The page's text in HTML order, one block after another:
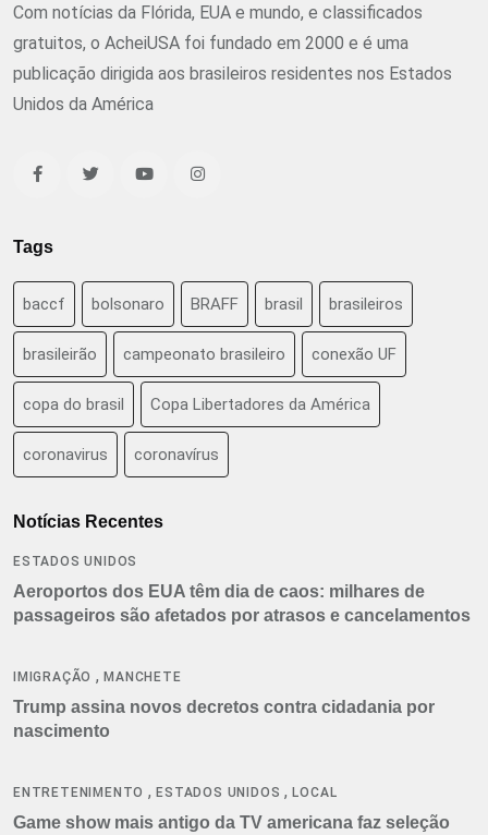
Com notícias da Flórida, EUA e mundo, e classificados
gratuitos, o AcheiUSA foi fundado em 2000 e é uma
publicação dirigida aos brasileiros residentes nos Estados
Unidos da América
Tags
baccf bolsonaro BRAFF brasil brasileiros
brasileirão campeonato brasileiro conexão UF
copa do brasil Copa Libertadores da América
coronavirus coronavírus
Notícias Recentes
ESTADOS UNIDOS
Aeroportos dos EUA têm dia de caos: milhares de
passageiros são afetados por atrasos e cancelamentos
IMIGRAÇÃO ,MANCHETE
Trump assina novos decretos contra cidadania por
nascimento
ENTRETENIMENTO ,ESTADOS UNIDOS ,LOCAL
Game show mais antigo da TV americana faz seleção